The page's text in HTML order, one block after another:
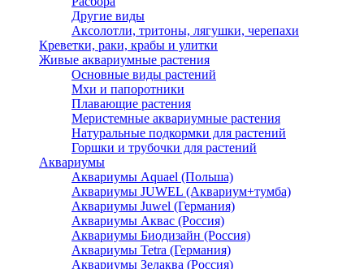
Другие виды
Аксолотли, тритоны, лягушки, черепахи
Креветки, раки, крабы и улитки
Живые аквариумные растения
Основные виды растений
Мхи и папоротники
Плавающие растения
Меристемные аквариумные растения
Натуральные подкормки для растений
Горшки и трубочки для растений
Аквариумы
Аквариумы Aquael (Польша)
Аквариумы JUWEL (Аквариум+тумба)
Аквариумы Juwel (Германия)
Аквариумы Аквас (Россия)
Аквариумы Биодизайн (Россия)
Аквариумы Tetra (Германия)
Аквариумы Зелаква (Россия)